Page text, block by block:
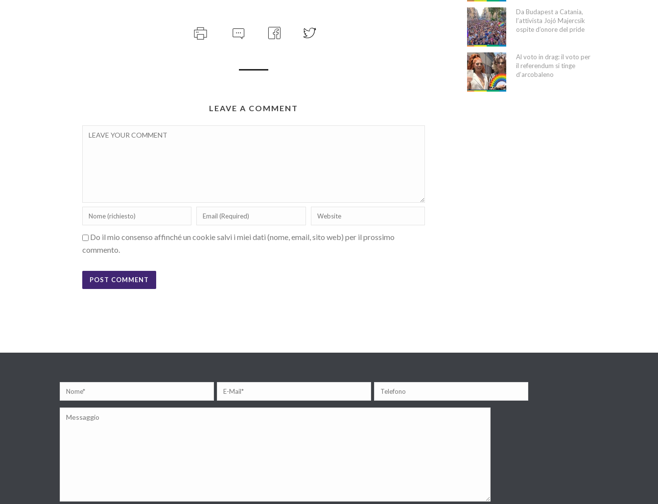
LEAVE A COMMENT
Do il mio consenso affinché un cookie salvi i miei dati (nome, email, sito web) per il prossimo
commento.
Da Budapest a Catania,
l’attivista Jojó Majercsik
ospite d’onore del pride
Al voto in drag: il voto per
il referendum si tinge
d’arcobaleno